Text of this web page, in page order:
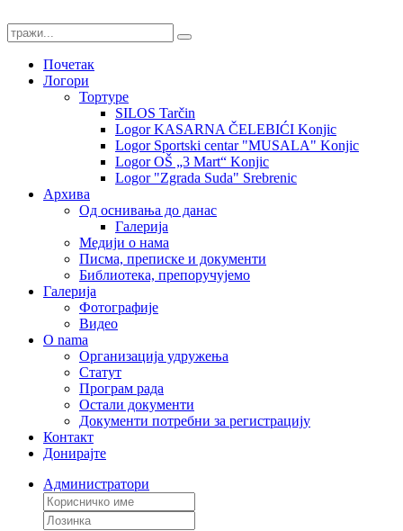
Почетак
Логори
Тортуре
SILOS Tarčin
Logor KASARNA ČELEBIĆI Konjic
Logor Sportski centar "MUSALA" Konjic
Logor OŠ „3 Mart“ Konjic
Logor "Zgrada Suda" Srebrenic
Архива
Од оснивања до данас
Галерија
Медији о нама
Писма, преписке и документи
Библиотека, препоручујемо
Галерија
Фотографије
Видео
O nama
Организација удружења
Статут
Програм рада
Остали документи
Документи потребни за регистрацију
Контакт
Донирајте
Администратори